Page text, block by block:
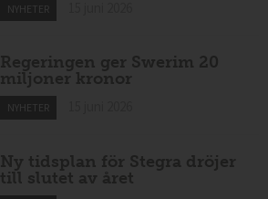
NYHETER
Regeringen ger Swerim 20
miljoner kronor
NYHETER
Ny tidsplan för Stegra dröjer
till slutet av året